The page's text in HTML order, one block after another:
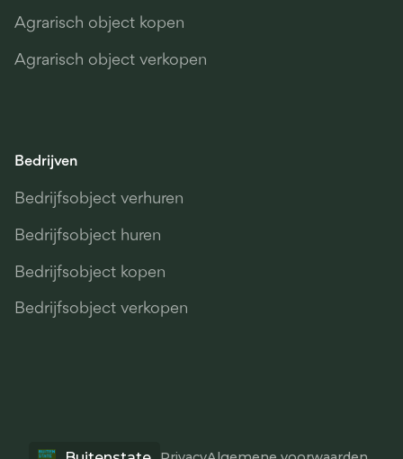
Agrarisch object kopen
Agrarisch object verkopen
Bedrijven
Bedrijfsobject verhuren
Bedrijfsobject huren
Bedrijfsobject kopen
Bedrijfsobject verkopen